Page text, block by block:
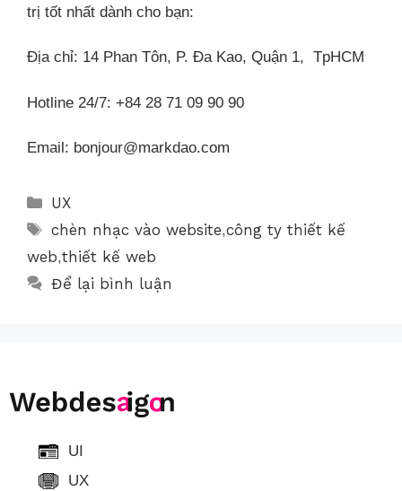
trị tốt nhất dành cho bạn:
Địa chỉ: 14 Phan Tôn, P. Đa Kao, Quận 1, TpHCM
Hotline 24/7: +84 28 71 09 90 90
Email: bonjour@markdao.com
UX
chèn nhạc vào website,công ty thiết kế
web,thiết kế web
Để lại bình luận
UI
UX